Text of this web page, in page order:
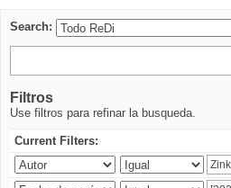
Search:
Filtros
Use filtros para refinar la busqueda.
Current Filters: